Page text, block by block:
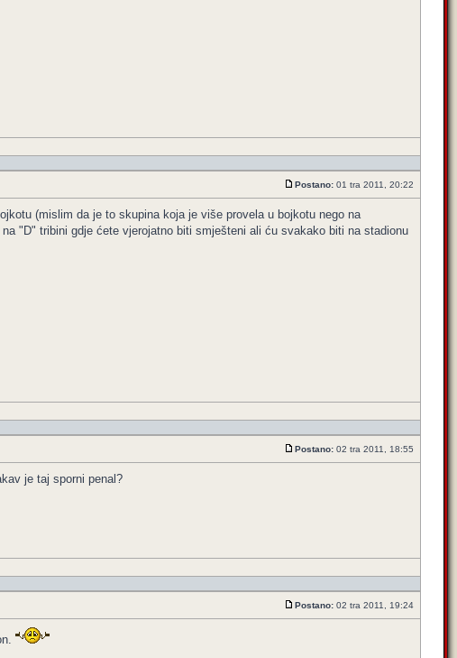
Postano: 01 tra 2011, 20:22
(mislim da je to skupina koja je više provela u bojkotu nego na
"D" tribini gdje ćete vjerojatno biti smješteni ali ću svakako biti na stadionu
Postano: 02 tra 2011, 18:55
je taj sporni penal?
Postano: 02 tra 2011, 19:24